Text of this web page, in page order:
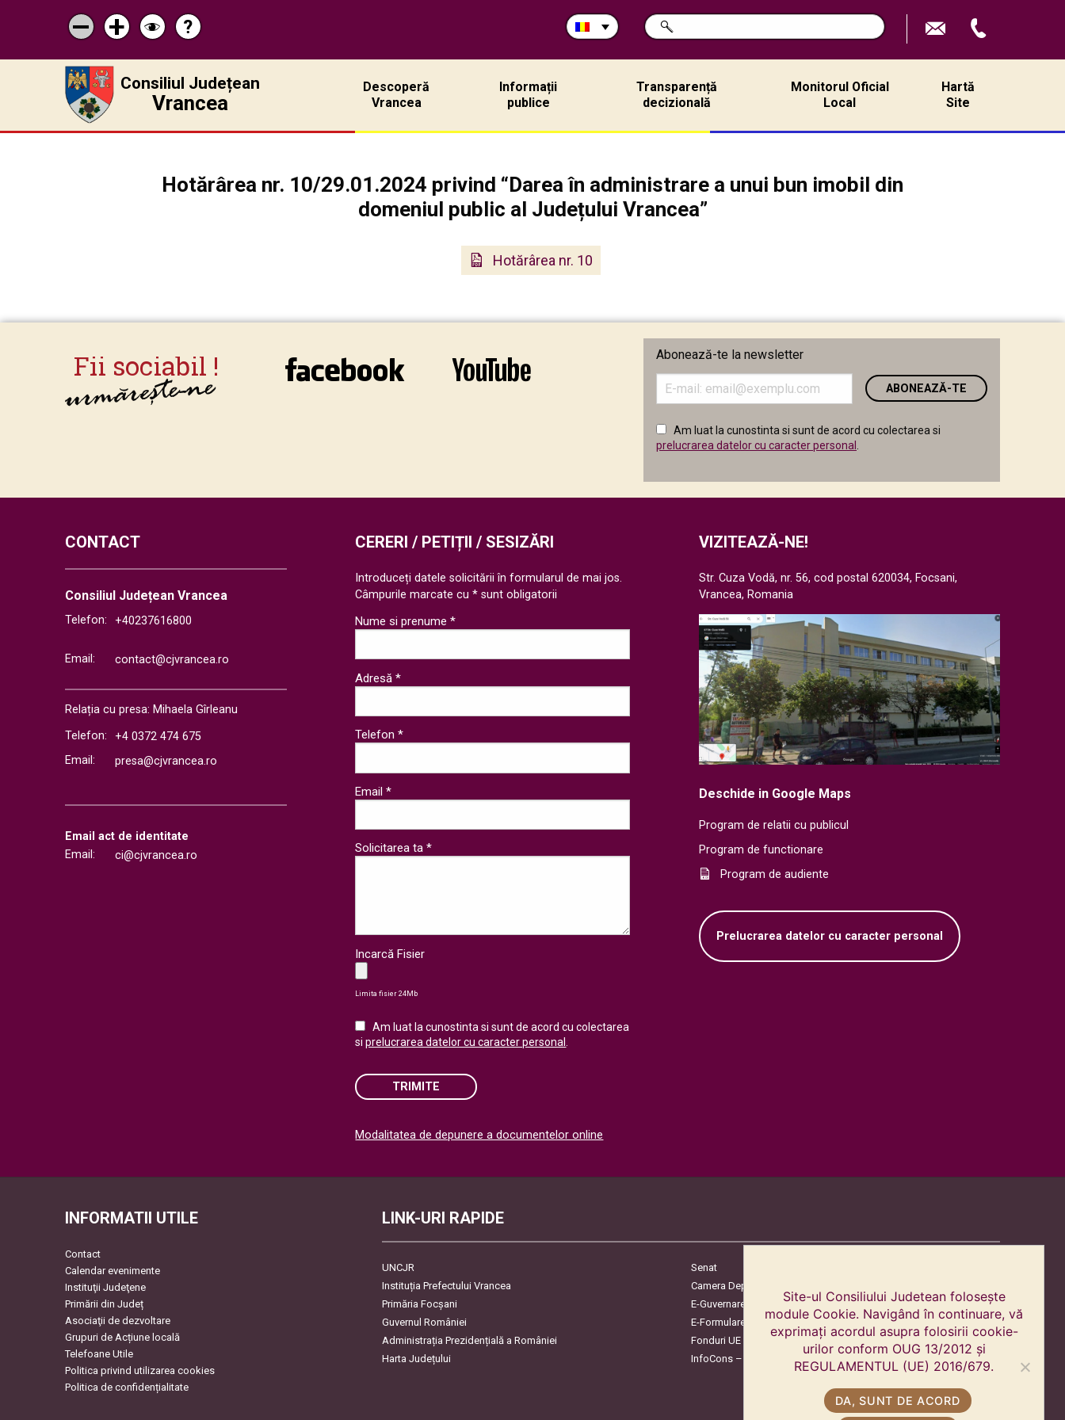
Micșorează
scrisul
Mărește
scrisul
Schimbă
contrastul
Pagina
de
ajutor
?
Caută
în
CAUTĂ
Consiliul Județean
Vrancea
Descoperă
Vrancea
Informații
publice
Transparență
decizională
Monitorul Oficial
Local
Hartă
Site
Hotărârea nr. 10/29.01.2024 privind “Darea în administrare a unui bun imobil din
domeniul public al Județului Vrancea”
Hotărârea nr. 10
Abonează-te la newsletter
adresa
email
în
câmpul
Am luat la cunostinta si sunt de acord cu colectarea si
prelucrarea datelor cu caracter personal .
CONTACT
Consiliul Județean Vrancea
Telefon: +40237616800
Email: contact@cjvrancea.ro
Relația cu presa: Mihaela Gîrleanu
Telefon:
+4 0372 474 675
Email:
presa@cjvrancea.ro
Email act de identitate
Email:
ci@cjvrancea.ro
VIZITEAZĂ-NE!
Str. Cuza Vodă, nr. 56, cod postal 620034, Focsani,
Vrancea, Romania
Deschide in Google Maps
Program de relatii cu publicul
Program de functionare
Program de audiente
Prelucrarea datelor cu caracter personal
CERERI / PETIȚII / SESIZĂRI
Introduceți datele solicitării în formularul de mai jos.
Câmpurile marcate cu * sunt obligatorii
Nume si prenume *
Adresă *
Telefon *
Email *
Solicitarea ta *
Incarcă Fisier
Limita fisier 24Mb
Am luat la cunostinta si sunt de acord cu colectarea
siprelucrarea datelor cu caracter personal.
TRIMITE
Please
field
Modalitatea de depunere a documentelor online
INFORMATII UTILE
Contact
Calendar evenimente
Instituţii Judeţene
Primării din Județ
Asociaţii de dezvoltare
Grupuri de Acțiune locală
Telefoane Utile
Politica privind utilizarea cookies
Politica de confidențialitate
LINK-URI RAPIDE
UNCJR
Senat
Instituția Prefectului Vrancea
Camera Deputaților
Primăria Focşani
E-Guvernare
Guvernul României
E-Formulare
Administrația Prezidențială a României
Fonduri UE
Harta Județului
InfoCons – Protecția Consumatorilor
Site-ul Consiliului Judetean folosește
module Cookie. Navigând în continuare, vă
exprimați acordul asupra folosirii cookie-
urilor conform OUG 13/2012 și
REGULAMENTUL (UE) 2016/679.
DA, SUNT DE ACORD